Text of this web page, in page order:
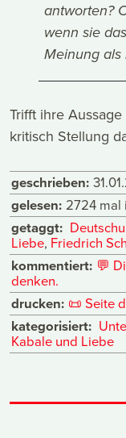
antworten?
wenn sie
Meinung als
Trifft ihre
kritisch Stellung
geschrieben:
gelesen: 2724 mal
getaggt:
Liebe, Friedrich
kommentiert: 💬
denken.
drucken: 📜 Seite
kategorisiert:
Kabale und Liebe